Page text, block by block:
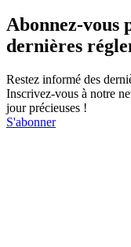
Abonnez-vous
dernières
Restez informé des
Inscrivez-vous à notre
jour précieuses !
S'abonner